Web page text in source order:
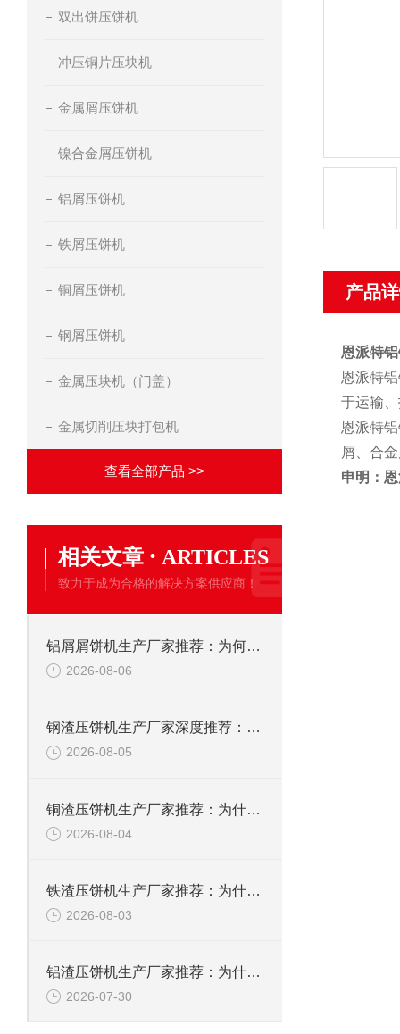
双出饼压饼机
冲压铜片压块机
金属屑压饼机
镍合金屑压饼机
铝屑压饼机
铁屑压饼机
铜屑压饼机
钢屑压饼机
金属压块机（门盖）
金属切削压块打包机
查看全部产品 >>
相关文章 · ARTICLES
致力于成为合格的解决方案供应商！
铝屑屑饼机生产厂家推荐：为何恩派特成为金属回收行业的“隐形优选”？
2026-08-06
钢渣压饼机生产厂家深度推荐：为何恩派特成为高净值产线的优选
2026-08-05
铜渣压饼机生产厂家推荐：为什么恩派特成为众多企业的信赖？
2026-08-04
铁渣压饼机生产厂家推荐：为什么恩派特成为众多企业的优选？
2026-08-03
铝渣压饼机生产厂家推荐：为什么恩派特是值得信赖的选择？
2026-07-30
产品
恩派特
恩派特
于运输
恩派特
屑、合
申明：